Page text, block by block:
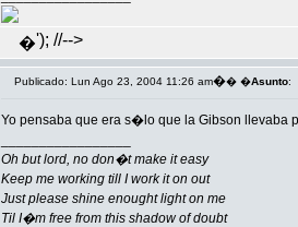
�'); //-->
Publicado: Lun Ago 23, 2004 11:26 am�� �Asunto:
Yo pensaba que era s�lo que la Gibson
Oh but lord, no don�t make it easy
Keep me working till I work it on out
Just please shine enought light on me
Til I�m free from this shadow of doubt